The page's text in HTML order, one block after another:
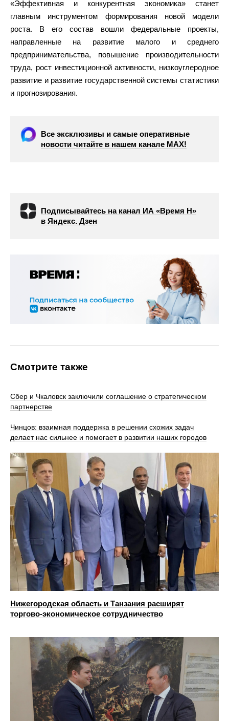
«Эффективная и конкурентная экономика» станет
главным инструментом формирования новой модели
роста. В его состав вошли федеральные проекты,
направленные на развитие малого и среднего
предпринимательства, повышение производительности
труда, рост инвестиционной активности, низкоуглеродное
развитие и развитие государственной системы статистики
и прогнозирования.
Все эксклюзивы и самые оперативные
новости читайте в нашем канале МАХ!
Подписывайтесь на канал ИА «Время Н»
в Яндекс. Дзен
Смотрите также
Сбер и Чкаловск заключили соглашение о стратегическом
партнерстве
Чинцов: взаимная поддержка в решении схожих задач
делает нас сильнее и помогает в развитии наших городов
Нижегородская область и Танзания расширят
торгово‑экономическое сотрудничество